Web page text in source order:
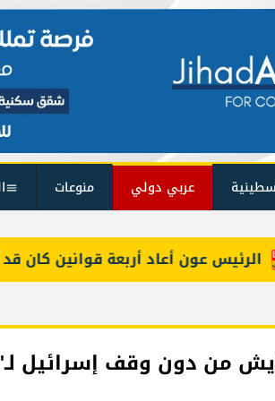
عربي دولي منوعات
عون أعاد أربعة قوانين كان قد
من دون وقف إسرائيل